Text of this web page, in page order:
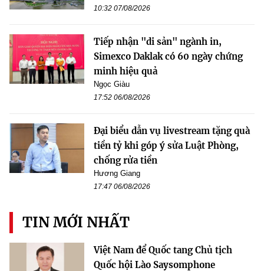
10:32 07/08/2026
Tiếp nhận "di sản" ngành in,
Simexco Daklak có 60 ngày chứng
minh hiệu quả
Ngọc Giàu
17:52 06/08/2026
Đại biểu dẫn vụ livestream tặng quà
tiền tỷ khi góp ý sửa Luật Phòng,
chống rửa tiền
Hương Giang
17:47 06/08/2026
TIN MỚI NHẤT
Việt Nam để Quốc tang Chủ tịch
Quốc hội Lào Saysomphone